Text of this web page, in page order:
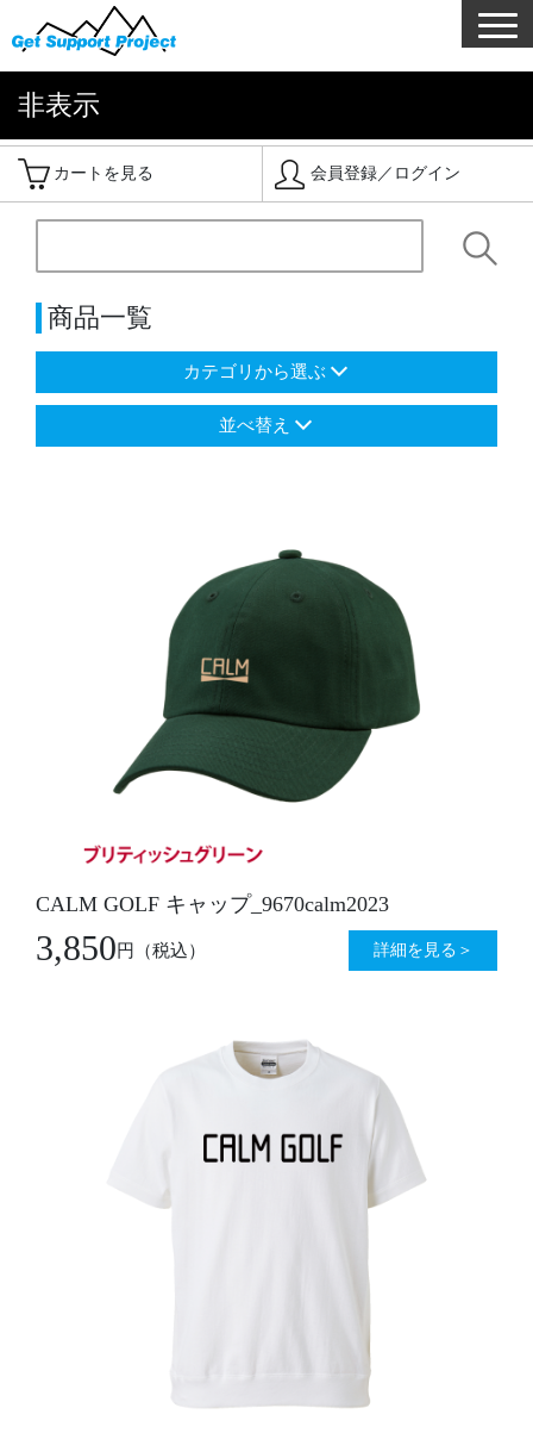
非表示
カートを見る 会員登録／ログイン
商品一覧
カテゴリから選ぶ
並べ替え
CALM GOLF キャップ_9670calm2023
3,850円 （税込） 詳細を見る＞